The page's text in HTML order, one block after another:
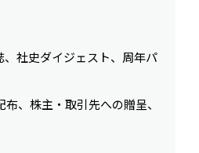
、社史ダイジェスト、周年パ
布、株主・取引先への贈呈、